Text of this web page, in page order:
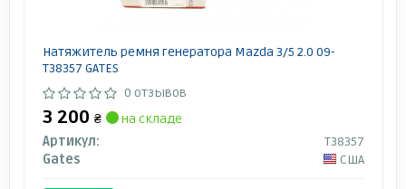
Натяжитель ремня генератора Mazda 3/5 2.0 09-
T38357 GATES
0 отзывов
3 200 ₴
на складе
Артикул:
T38357
Gates
США